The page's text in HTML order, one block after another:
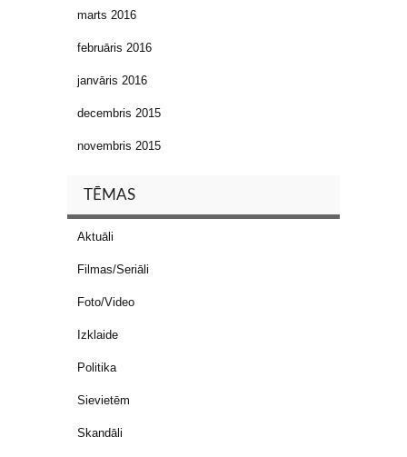
marts 2016
februāris 2016
janvāris 2016
decembris 2015
novembris 2015
TĒMAS
Aktuāli
Filmas/Seriāli
Foto/Video
Izklaide
Politika
Sievietēm
Skandāli